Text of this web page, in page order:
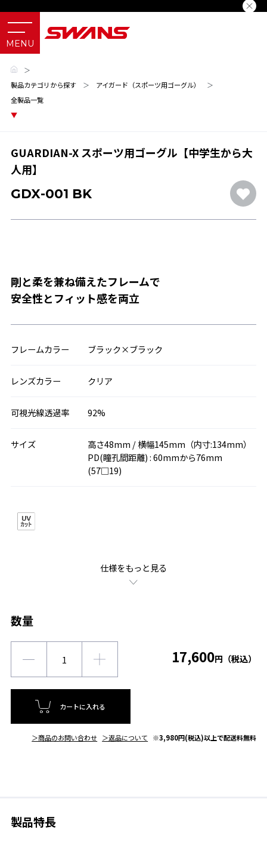
＞
製品カテゴリから探す
＞ アイガード（スポーツ用ゴーグル）
＞
全製品一覧
GUARDIAN-X スポーツ用ゴーグル【中学生から大
人用】
GDX-001 BK
剛と柔を兼ね備えたフレームで
安全性とフィット感を両立
フレームカラー ブラック×ブラック
レンズカラー クリア
可視光線透過率 92%
サイズ
高さ48mm / 横幅145mm（内寸:134mm）
PD(瞳孔間距離) : 60mmから76mm
(57□19)
仕様をもっと見る
数量
17,600円（税込）
カートに入れる
＞商品のお問い合わせ ＞返品について ※3,980円(税込)以上で配送料無料
製品特長